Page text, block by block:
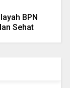
BPN
Sehat